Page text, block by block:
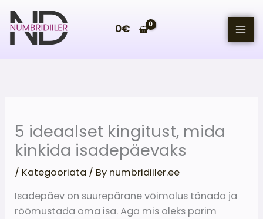
content
0€
5 ideaalset kingitust, mida
kinkida isadepäevaks
/ Kategooriata / By numbridiiler.ee
Isadepäev on suurepärane võimalus tänada ja
rõõmustada oma isa. Aga mis oleks parim